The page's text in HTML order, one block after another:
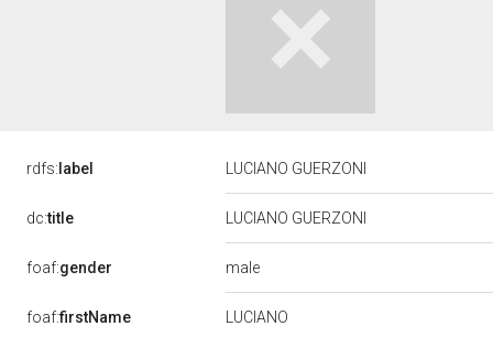
rdfs: label LUCIANO GUERZONI
dc:title LUCIANO GUERZONI
foaf:gender male
foaf:firstName LUCIANO